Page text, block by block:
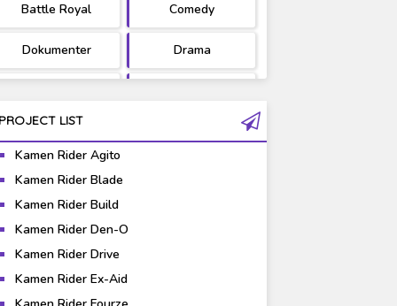
Battle Royal Comedy
Dokumenter Drama
Kaiju
Music
Science Fiction
PROJECT LIST
Kamen Rider Agito
Kamen Rider Blade
Kamen Rider Build
Kamen Rider Den-O
Kamen Rider Drive
Kamen Rider Ex-Aid